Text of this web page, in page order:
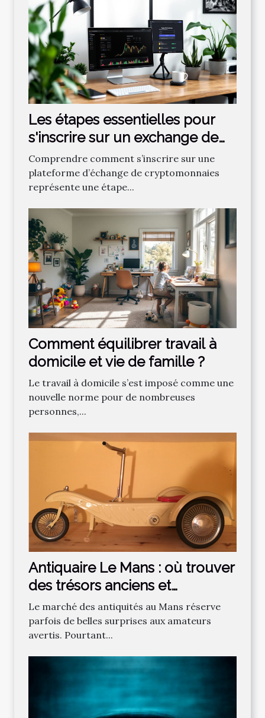
Les étapes essentielles pour
s'inscrire sur un exchange de
cryptos
Comprendre comment s’inscrire sur une
plateforme d’échange de cryptomonnaies
représente une étape...
Comment équilibrer travail à
domicile et vie de famille ?
Le travail à domicile s’est imposé comme une
nouvelle norme pour de nombreuses
personnes,...
Antiquaire Le Mans : où trouver
des trésors anciens et
authentiques ?
Le marché des antiquités au Mans réserve
parfois de belles surprises aux amateurs
avertis. Pourtant...